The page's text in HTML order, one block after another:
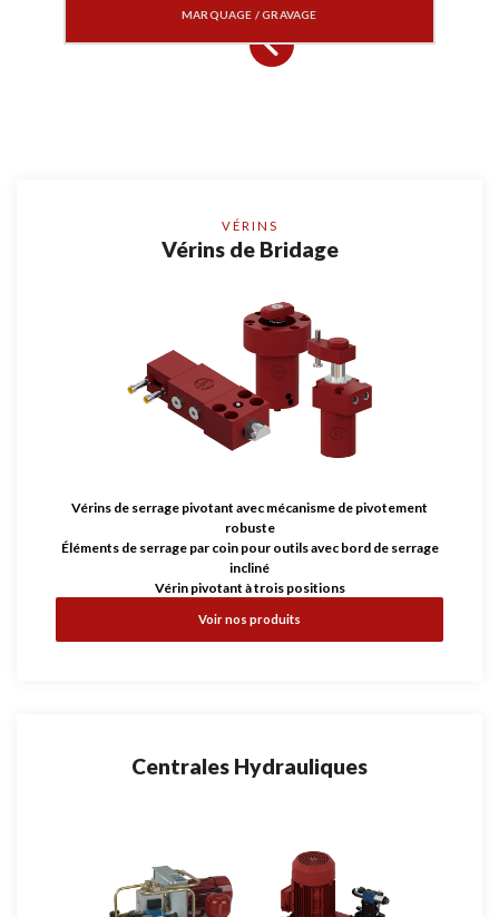
MARQUAGE / GRAVAGE
VÉRINS
Vérins de Bridage
Vérins de serrage pivotant avec mécanisme de pivotement
robuste
Éléments de serrage par coin pour outils avec bord de serrage
incliné
Vérin pivotant à trois positions
Voir nos produits
Centrales Hydrauliques